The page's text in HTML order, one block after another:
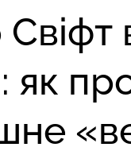
як